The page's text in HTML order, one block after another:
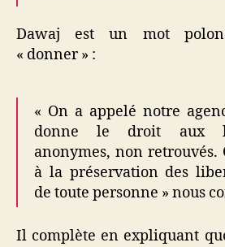
Dawaj est un mot
« donner » :
« On a appelé notre
donne le droit aux
anonymes, non
à la préservation des
de toute personne » nous
Il complète en expliquant